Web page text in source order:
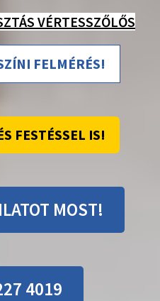
VÉRTESSZŐLŐS
FELMÉRÉS!
FESTÉSSEL IS!
MOST!
4019